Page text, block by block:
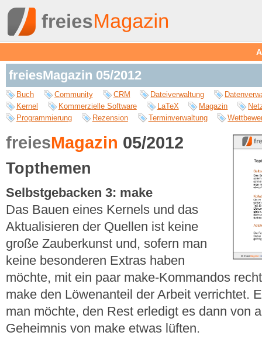
freiesMagazin 05/2012
Buch Community CRM Dateiverwaltung
Kernel
Kommerzielle Software LaTeX Magazin
Programmierung
Rezension Terminverwaltung
freiesMagazin 05/2012
Topthemen
Selbstgebacken 3: make
Das Bauen eines Kernels und das
Aktualisieren der Quellen ist keine
große Zauberkunst und, sofern man
keine besonderen Extras haben
möchte, mit ein paar make-Kommandos
make den Löwenanteil der Arbeit verrichtet.
man möchte, den Rest erledigt es dann von
Geheimnis von make etwas lüften.